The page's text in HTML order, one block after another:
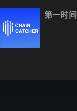
第一时